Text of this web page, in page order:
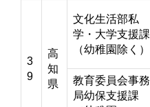
3
9
高
知
県
文化生活部私
学・大学支援課
（幼稚園除く）
教育委員会事務
局幼保支援課